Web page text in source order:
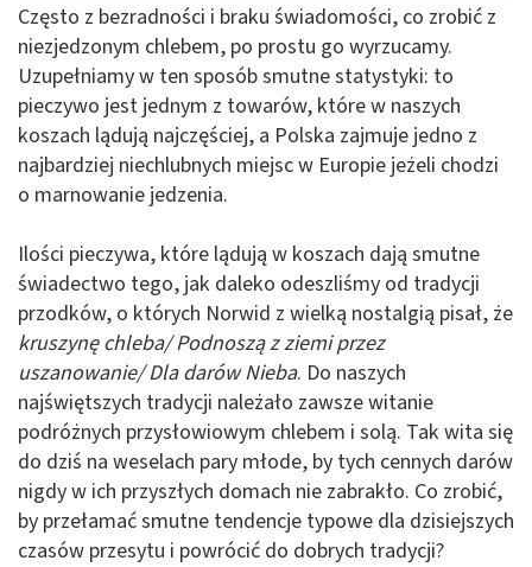
Często z bezradności i braku świadomości, co zrobić z
niezjedzonym chlebem, po prostu go wyrzucamy.
Uzupełniamy w ten sposób smutne statystyki: to
pieczywo jest jednym z towarów, które w naszych
koszach lądują najczęściej, a Polska zajmuje jedno z
najbardziej niechlubnych miejsc w Europie jeżeli chodzi
o marnowanie jedzenia.
Ilości pieczywa, które lądują w koszach dają smutne
świadectwo tego, jak daleko odeszliśmy od tradycji
przodków, o których Norwid z wielką nostalgią pisał, że
kruszynę chleba/ Podnoszą z ziemi przez
uszanowanie/ Dla darów Nieba. Do naszych
najświętszych tradycji należało zawsze witanie
podróżnych przysłowiowym chlebem i solą. Tak wita się
do dziś na weselach pary młode, by tych cennych darów
nigdy w ich przyszłych domach nie zabrakło. Co zrobić,
by przełamać smutne tendencje typowe dla dzisiejszych
czasów przesytu i powrócić do dobrych tradycji?